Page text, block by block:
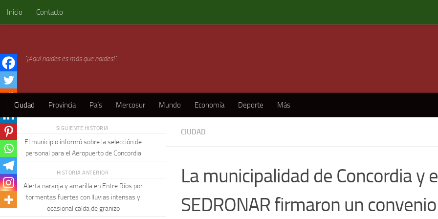
Skip to content
Inicio Contacto
"¡Aquí naides es más que naides!"
Ciudad Provincia País Mercosur Mundo Economía Deporte Más
CIUDAD
La municipalidad de Concordia y
SEDRONAR firmaron un
SIGUIENTE HISTORIA
El municipio informó sobre la selección de
personal para el Aeropuerto de Concordia
HISTORIA ANTERIOR
Alerta naranja y amarilla en Entre Ríos por
tormentas fuertes con lluvias intensas y
ocasional caída de granizo